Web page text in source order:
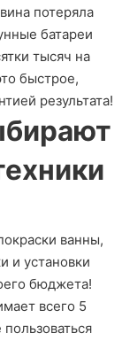
потеряла
батареи
тысяч на
быстрое,
результата!
ванны,
и установки
бюджета!
всего 5